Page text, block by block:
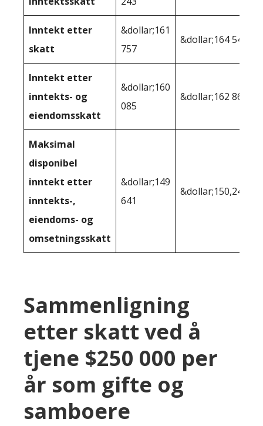
Inntekt etter
skatt
&dollar;161
757
&dollar;164 545
Inntekt etter
inntekts- og
eiendomsskatt
&dollar;160
085
&dollar;162 868
Maksimal
disponibel
inntekt etter
inntekts-,
eiendoms- og
omsetningsskatt
&dollar;149
641
&dollar;150,248
Sammenligning
etter skatt ved å
tjene $250 000 per
år som gifte og
samboere